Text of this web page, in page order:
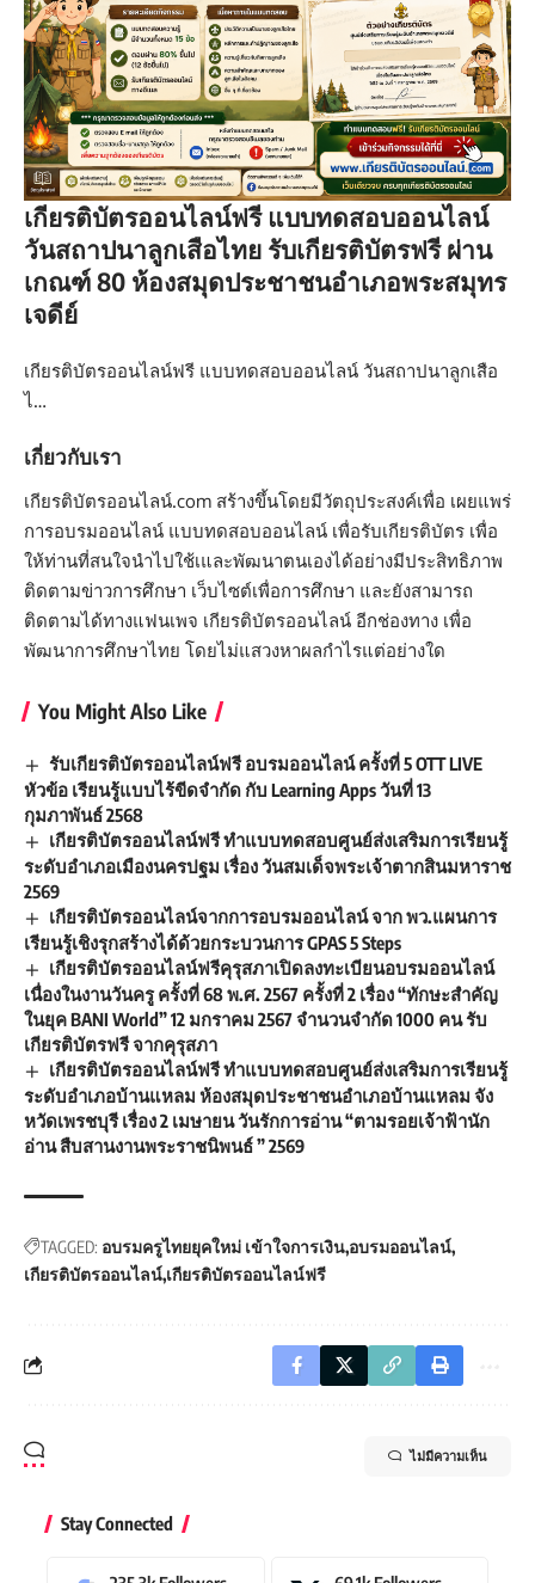
เกียรติบัตรออนไลน์ฟรี แบบทดสอบออนไลน์
วันสถาปนาลูกเสือไทย รับเกียรติบัตรฟรี ผ่าน
เกณฑ์ 80 ห้องสมุดประชาชนอำเภอพระสมุทร
เจดีย์
เกียรติบัตรออนไลน์ฟรี แบบทดสอบออนไลน์ วันสถาปนาลูกเสือ
ไ…
เกี่ยวกับเรา
เกียรติบัตรออนไลน์.com สร้างขึ้นโดยมีวัตถุประสงค์เพื่อ เผยแพร่
การอบรมออนไลน์ แบบทดสอบออนไลน์ เพื่อรับเกียรติบัตร เพื่อ
ให้ท่านที่สนใจนำไปใช้เและพัฒนาตนเองได้อย่างมีประสิทธิภาพ
ติดตามข่าวการศึกษา เว็บไซต์เพื่อการศึกษา และยังสามารถ
ติดตามได้ทางแฟนเพจ เกียรติบัตรออนไลน์ อีกช่องทาง เพื่อ
พัฒนาการศึกษาไทย โดยไม่แสวงหาผลกำไรแต่อย่างใด
You Might Also Like
รับเกียรติบัตรออนไลน์ฟรี อบรมออนไลน์ ครั้งที่ 5 OTT LIVE
หัวข้อ เรียนรู้แบบไร้ขีดจำกัด กับ Learning Apps วันที่ 13
กุมภาพันธ์ 2568
เกียรติบัตรออนไลน์ฟรี ทำแบบทดสอบศูนย์ส่งเสริมการเรียนรู้
ระดับอำเภอเมืองนครปฐม เรื่อง วันสมเด็จพระเจ้าตากสินมหาราช
2569
เกียรติบัตรออนไลน์จากการอบรมออนไลน์ จาก พว.แผนการ
เรียนรู้เชิงรุกสร้างได้ด้วยกระบวนการ GPAS 5 Steps
เกียรติบัตรออนไลน์ฟรีคุรุสภาเปิดลงทะเบียนอบรมออนไลน์
เนื่องในงานวันครู ครั้งที่ 68 พ.ศ. 2567 ครั้งที่ 2 เรื่อง “ทักษะสำคัญ
ในยุค BANI World” 12 มกราคม 2567 จำนวนจำกัด 1000 คน รับ
เกียรติบัตรฟรี จากคุรุสภา
เกียรติบัตรออนไลน์ฟรี ทำแบบทดสอบศูนย์ส่งเสริมการเรียนรู้
ระดับอำเภอบ้านแหลม ห้องสมุดประชาชนอำเภอบ้านแหลม จัง
หวัดเพรชบุรี เรื่อง 2 เมษายน วันรักการอ่าน “ตามรอยเจ้าฟ้านัก
อ่าน สืบสานงานพระราชนิพนธ์ ” 2569
TAGGED: อบรมครูไทยยุคใหม่ เข้าใจการเงิน อบรมออนไลน์
เกียรติบัตรออนไลน์ เกียรติบัตรออนไลน์ฟรี
ไม่มีความเห็น
Stay Connected